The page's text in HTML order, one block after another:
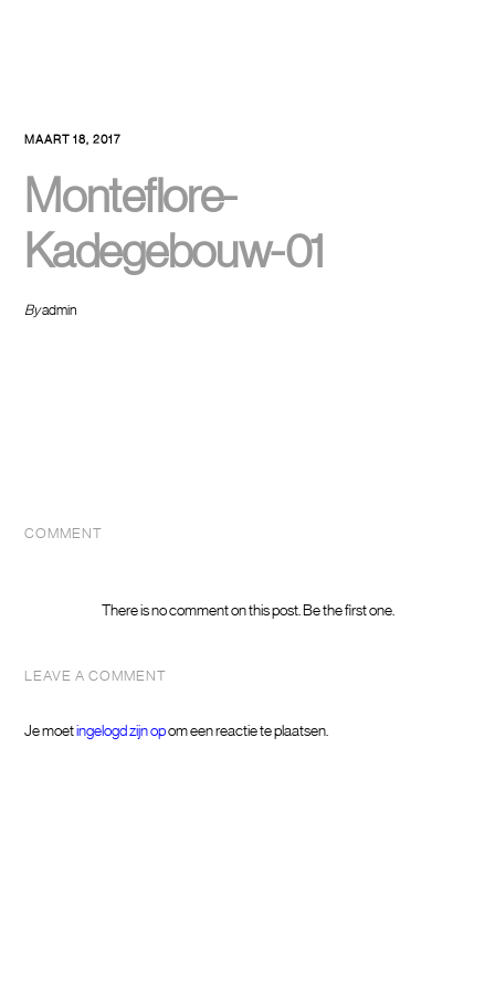
MAART 18, 2017
Monteflore-
Kadegebouw-01
Byadmin
COMMENT
There is no comment on this post. Be the first one.
LEAVE A COMMENT
Je moetingelogd zijn opom een reactie te plaatsen.